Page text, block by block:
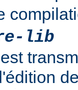
lib